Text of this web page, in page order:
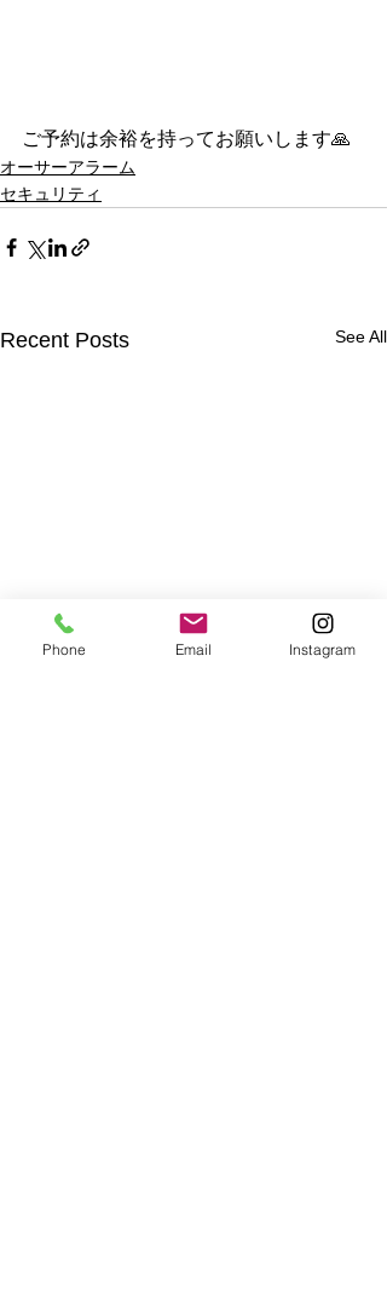
ご予約は余裕を持ってお願いします🙏
オーサーアラーム
セキュリティ
Recent Posts See All
Phone Email Instagram